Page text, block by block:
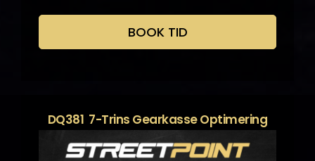
BOOK TID
DQ381 7-Trins Gearkasse Optimering